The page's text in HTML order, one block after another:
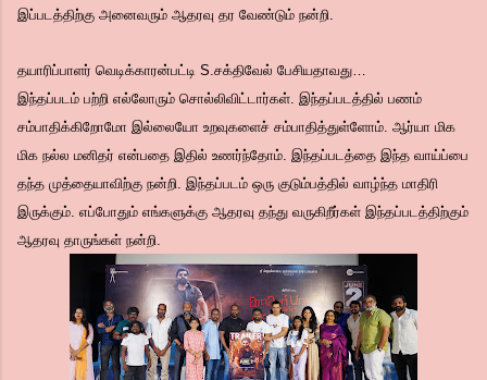
இப்படத்திற்கு அனைவரும் ஆதரவு தர வேண்டும் நன்றி.
தயாரிப்பாளர் வெடிக்காரன்பட்டி S.சக்திவேல் பேசியதாவது…
இந்தப்படம் பற்றி எல்லோரும் சொல்லிவிட்டார்கள். இந்தப்படத்தில் பணம்
சம்பாதிக்கிறோமோ இல்லையோ உறவுகளைச் சம்பாதித்துள்ளோம். ஆர்யா மிக
மிக நல்ல மனிதர் என்பதை இதில் உணர்ந்தோம். இந்தப்படத்தை இந்த வாய்ப்பை
தந்த முத்தையாவிற்கு நன்றி. இந்தப்படம் ஒரு குடும்பத்தில் வாழ்ந்த மாதிரி
இருக்கும். எப்போதும் எங்களுக்கு ஆதரவு தந்து வருகிறீர்கள் இந்தப்படத்திற்கும்
ஆதரவு தாருங்கள் நன்றி.